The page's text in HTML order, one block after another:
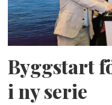
Byggstart
i ny serie